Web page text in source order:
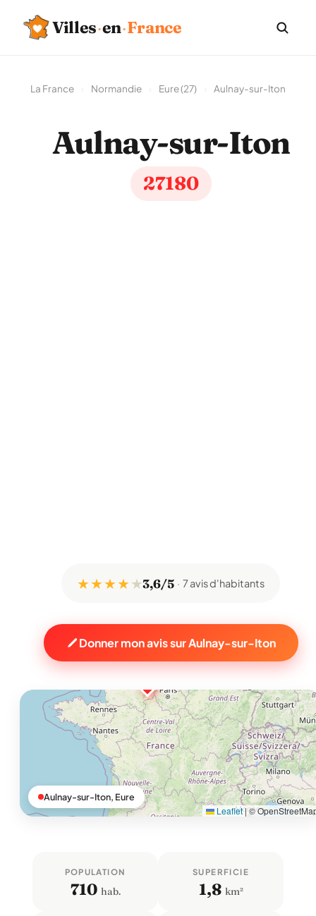
Villes·en·France
La France Normandie Eure (27) Aulnay-sur-Iton
Aulnay-sur-Iton
27180
★ ★ ★ ★★3,6/5 7 avis d'habitants
Donner mon avis sur Aulnay-sur-Iton
Leaflet|©
Aulnay-sur-Iton, Eure
POPULATION
710 hab.
SUPERFICIE
1,8 km²